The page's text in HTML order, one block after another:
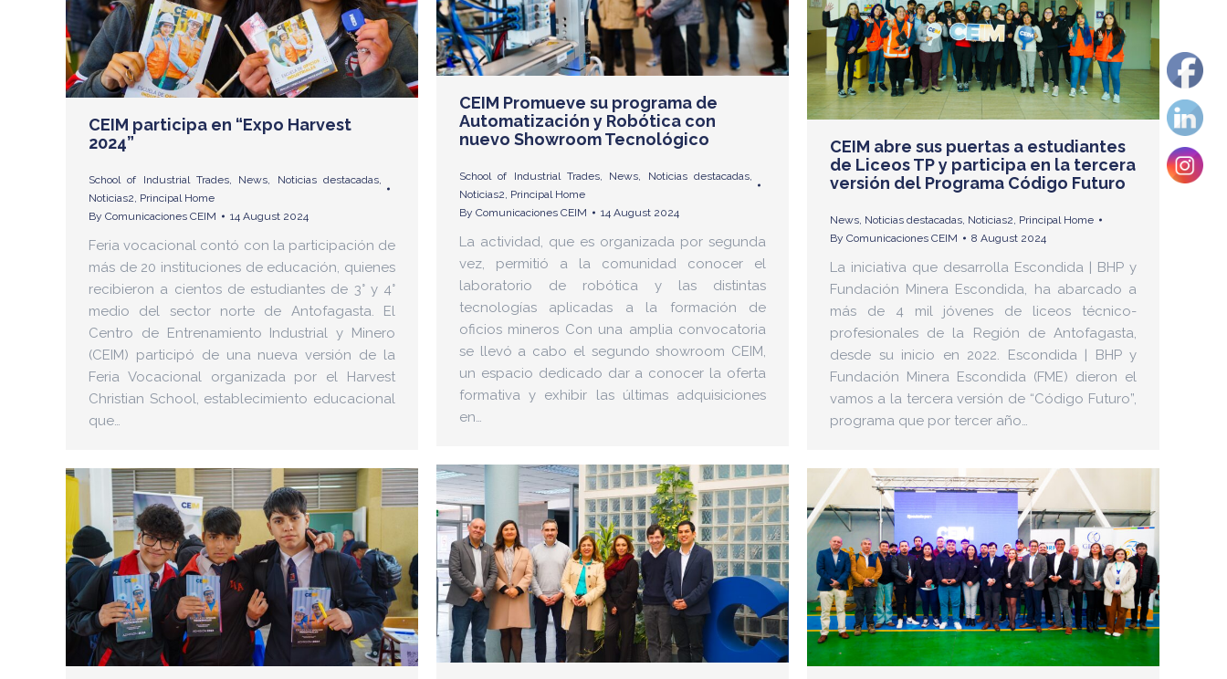
CEIM Promueve su programa de
Automatización y Robótica con
nuevo Showroom Tecnológico
School of Industrial Trades, News, Noticias destacadas,
Noticias2, Principal Home
By Comunicaciones CEIM 14 August 2024
La actividad, que es organizada por segunda
vez, permitió a la comunidad conocer el
laboratorio de robótica y las distintas
tecnologías aplicadas a la formación de
oficios mineros Con una amplia convocatoria
se llevó a cabo el segundo showroom CEIM,
un espacio dedicado dar a conocer la oferta
formativa y exhibir las últimas adquisiciones
en…
CEIM participa en “Expo Harvest
2024”
School of Industrial Trades, News, Noticias destacadas,
Noticias2, Principal Home
By Comunicaciones CEIM 14 August 2024
Feria vocacional contó con la participación de
más de 20 instituciones de educación, quienes
recibieron a cientos de estudiantes de 3° y 4°
medio del sector norte de Antofagasta. El
Centro de Entrenamiento Industrial y Minero
(CEIM) participó de una nueva versión de la
Feria Vocacional organizada por el Harvest
Christian School, establecimiento educacional
que…
CEIM abre sus puertas a estudiantes
de Liceos TP y participa en la tercera
versión del Programa Código Futuro
News, Noticias destacadas, Noticias2, Principal Home
By Comunicaciones CEIM 8 August 2024
La iniciativa que desarrolla Escondida | BHP y
Fundación Minera Escondida, ha abarcado a
más de 4 mil jóvenes de liceos técnico-
profesionales de la Región de Antofagasta,
desde su inicio en 2022. Escondida | BHP y
Fundación Minera Escondida (FME) dieron el
vamos a la tercera versión de “Código Futuro”,
programa que por tercer año…